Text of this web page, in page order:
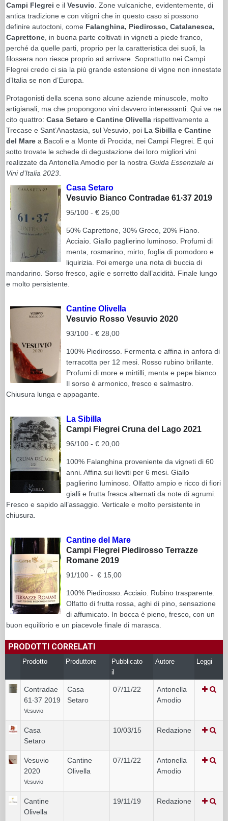
Campi Flegrei e il Vesuvio . Zone vulcaniche, evidentemente, di
antica tradizione e con vitigni che in questo caso si possono
definire autoctoni, come Falanghina, Piedirosso, Catalanesca,
Caprettone , in buona parte coltivati in vigneti a piede franco,
perché da quelle parti, proprio per la caratteristica dei suoli, la
filossera non riesce proprio ad arrivare. Soprattutto nei Campi
Flegrei credo ci sia la più grande estensione di vigne non innestate
d’Italia se non d’Europa.
Protagonisti della scena sono alcune aziende minuscole, molto
artigianali, ma che propongono vini davvero interessanti. Qui ve ne
cito quattro: Casa Setaro e Cantine Olivella rispettivamente a
Trecase e Sant’Anastasia, sul Vesuvio, poi La Sibilla e Cantine
del Mare a Bacoli e a Monte di Procida, nei Campi Flegrei. E qui
sotto trovate le schede di degustazione dei loro migliori vini
realizzate da Antonella Amodio per la nostra Guida Essenziale ai
Vini d’Italia 2023
Casa Setaro
Vesuvio Bianco Contradae 61∙37 2019
95/100 - € 25,00
50% Caprettone, 30% Greco, 20% Fiano.
Acciaio. Giallo paglierino luminoso. Profumi di
menta, rosmarino, mirto, foglia di pomodoro e
liquirizia. Poi emerge una nota di buccia di
mandarino. Sorso fresco, agile e sorretto dall’acidità. Finale lungo
e molto persistente.
Cantine Olivella
Vesuvio Rosso Vesuvio 2020
93/100 - € 28,00
100% Piedirosso. Fermenta e affina in anfora di
terracotta per 12 mesi. Rosso rubino brillante.
Profumi di more e mirtilli, menta e pepe bianco.
Il sorso è armonico, fresco e salmastro.
Chiusura lunga e appagante.
La Sibilla
Campi Flegrei Cruna del Lago 2021
96/100 - € 20,00
100% Falanghina proveniente da vigneti di 60
anni. Affina sui lieviti per 6 mesi. Giallo
paglierino luminoso. Olfatto ampio e ricco di fiori
gialli e frutta fresca alternati da note di agrumi.
Fresco e sapido all’assaggio. Verticale e molto persistente in
chiusura.
Cantine del Mare
Campi Flegrei Piedirosso Terrazze
Romane 2019
91/100 - € 15,00
100% Piedirosso. Acciaio. Rubino trasparente.
Olfatto di frutta rossa, aghi di pino, sensazione
di affumicato. In bocca è pieno, fresco, con un
buon equilibrio e un piacevole finale di marasca.
PRODOTTI CORRELATI
Prodotto Produttore
Pubblicato
il
Autore Leggi
Contradae
61∙37 2019
Vesuvio
Casa
Setaro
07/11/22
Antonella
Amodio
Casa
Setaro
10/03/15 Redazione
Vesuvio
2020
Vesuvio
Cantine
Olivella
07/11/22
Antonella
Amodio
Cantine
Olivella
19/11/19 Redazione